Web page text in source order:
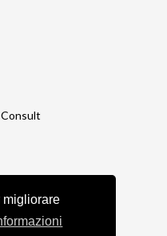
migliorare